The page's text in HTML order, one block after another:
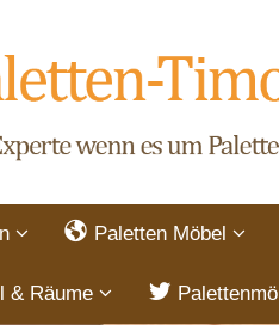
Paletten Möbel
& Räume